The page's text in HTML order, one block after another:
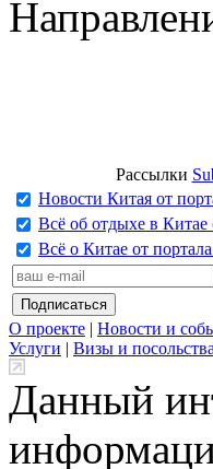
Рассылки
Новости Китая от
Всё об отдыхе в Китае
Всё о Китае от
О проекте | Новости и
Услуги | Визы и посольства
Данный